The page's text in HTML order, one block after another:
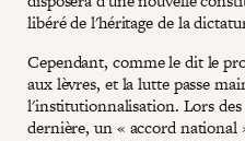
libéré de l'héritage de la
Cependant, comme le dit le
aux lèvres, et la lutte passe
l'institutionnalisation. Lors
dernière, un « accord national